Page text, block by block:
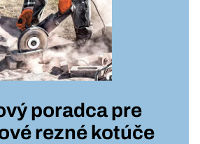
poradca pre
rezné kotúče